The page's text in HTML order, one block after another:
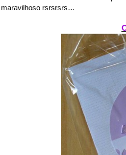
maravilhoso rsrsrsrs…